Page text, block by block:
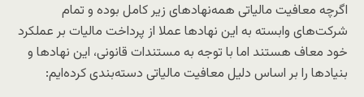
اگرچه معافیت مالیاتی همه‌نهادهای زیر کامل بوده و تمام
شرکت‌های وابسته به این نهادها عملا از پرداخت مالیات بر عملکرد
خود معاف هستند اما با توجه به مستندات قانونی، این نهادها و
بنیادها را بر اساس دلیل معافیت مالیاتی دسته‌بندی کرده‌ایم: